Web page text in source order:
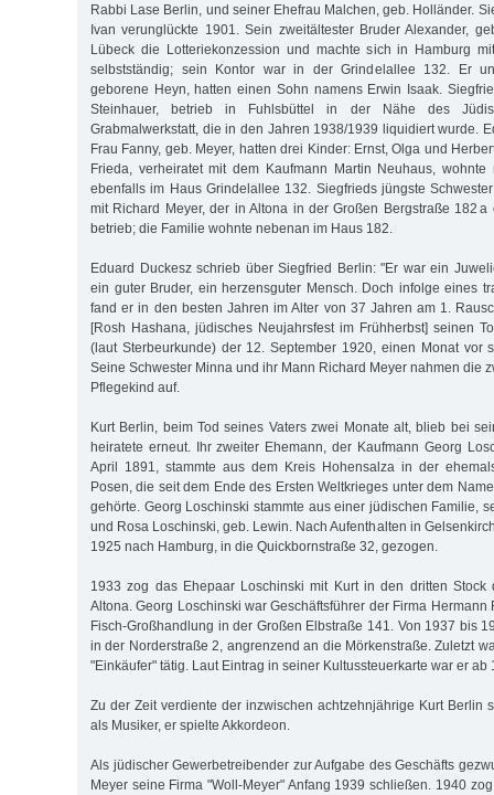
Rabbi Lase Berlin, und seiner Ehefrau Malchen, geb. Holländer.
Ivan verunglückte 1901. Sein zweitältester Bruder Alexander,
Lübeck die Lotteriekonzession und machte sich in Hamburg
selbstständig; sein Kontor war in der Grindelallee 132. Er
geborene Heyn, hatten einen Sohn namens Erwin Isaak.
Steinhauer, betrieb in Fuhlsbüttel in der Nähe des
Grabmalwerkstatt, die in den Jahren 1938/1939 liquidiert wurde.
Frau Fanny, geb. Meyer, hatten drei Kinder: Ernst, Olga und
Frieda, verheiratet mit dem Kaufmann Martin Neuhaus,
ebenfalls im Haus Grindelallee 132. Siegfrieds jüngste
mit Richard Meyer, der in Altona in der Großen Bergstraße 182 a
betrieb; die Familie wohnte nebenan im Haus 182.
Eduard Duckesz schrieb über Siegfried Berlin: "Er war ein
ein guter Bruder, ein herzensguter Mensch. Doch infolge eines
fand er in den besten Jahren im Alter von 37 Jahren am 1.
[Rosh Hashana, jüdisches Neujahrsfest im Frühherbst] seinen
(laut Sterbeurkunde) der 12. September 1920, einen Monat vor
Seine Schwester Minna und ihr Mann Richard Meyer nahmen die
Pflegekind auf.
Kurt Berlin, beim Tod seines Vaters zwei Monate alt, blieb bei
heiratete erneut. Ihr zweiter Ehemann, der Kaufmann Georg
April 1891, stammte aus dem Kreis Hohensalza in der
Posen, die seit dem Ende des Ersten Weltkrieges unter dem
gehörte. Georg Loschinski stammte aus einer jüdischen Familie,
und Rosa Loschinski, geb. Lewin. Nach Aufenthalten in
1925 nach Hamburg, in die Quickbornstraße 32, gezogen.
1933 zog das Ehepaar Loschinski mit Kurt in den dritten Stock
Altona. Georg Loschinski war Geschäftsführer der Firma Hermann
Fisch-Großhandlung in der Großen Elbstraße 141. Von 1937 bis
in der Norderstraße 2, angrenzend an die Mörkenstraße. Zuletzt
"Einkäufer" tätig. Laut Eintrag in seiner Kultussteuerkarte war er ab
Zu der Zeit verdiente der inzwischen achtzehnjährige Kurt Berlin
als Musiker, er spielte Akkordeon.
Als jüdischer Gewerbetreibender zur Aufgabe des Geschäfts
Meyer seine Firma "Woll-Meyer" Anfang 1939 schließen. 1940